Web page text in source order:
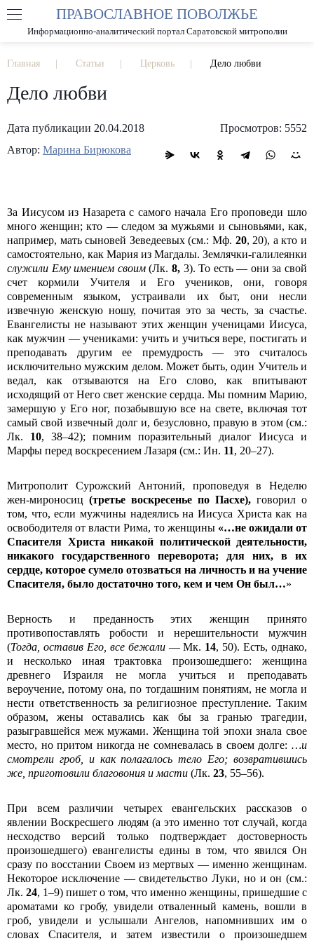
РАЗМЕР ШРИФТА А А
ПРАВОСЛАВНОЕ ПОВОЛЖЬЕ
Информационно-аналитический портал Саратовской митрополии
Главная Статьи Церковь Дело любви
Дело любви
Дата публикации 20.04.2018
Просмотров: 5552
Автор: Марина Бирюкова
За Иисусом из Назарета с самого начала Его проповеди шло
много женщин; кто — следом за мужьями и сыновьями, как,
например, мать сыновей Зеведеевых (см.: Мф. 20, 20), а кто и
самостоятельно, как Мария из Магдалы. Землячки-галилеянки
служили Ему имением своим(Лк. 8, 3). То есть — они за свой
счет кормили Учителя и Его учеников, они, говоря
современным языком, устраивали их быт, они несли
извечную женскую ношу, почитая это за честь, за счастье.
Евангелисты не называют этих женщин ученицами Иисуса,
как мужчин — учениками: учить и учиться вере, постигать и
преподавать другим ее премудрость — это считалось
исключительно мужским делом. Может быть, один Учитель и
ведал, как отзываются на Его слово, как впитывают
исходящий от Него свет женские сердца. Мы помним Марию,
замершую у Его ног, позабывшую все на свете, включая тот
самый свой извечный долг и, безусловно, правую в этом (см.:
Лк. 10, 38–42); помним поразительный диалог Иисуса и
Марфы перед воскресением Лазаря (см.: Ин. 11, 20–27).
Митрополит Сурожский Антоний, проповедуя в Неделю
жен-мироносиц (третье воскресенье по Пасхе), говорил о
том, что, если мужчины надеялись на Иисуса Христа как на
освободителя от власти Рима, то женщины «…не ожидали от
Спасителя Христа никакой политической деятельности,
никакого государственного переворота; для них, в их
сердце, которое сумело отозваться на личность и на учение
Спасителя, было достаточно того, кем и чем Он был…»
Верность и преданность этих женщин принято
противопоставлять робости и нерешительности мужчин
(Тогда, оставив Его, все бежали — Мк. 14, 50). Есть, однако,
и несколько иная трактовка произошедшего: женщина
древнего Израиля не могла учиться и преподавать
вероучение, потому она, по тогдашним понятиям, не могла и
нести ответственность за религиозное преступление. Таким
образом, жены оставались как бы за гранью трагедии,
разыгравшейся меж мужами. Женщина той эпохи знала свое
место, но притом никогда не сомневалась в своем долге: …и
смотрели гроб, и как полагалось тело Его; возвратившись
же, приготовили благовония и масти (Лк. 23, 55–56).
При всем различии четырех евангельских рассказов о
явлении Воскресшего людям (а это именно тот случай, когда
несходство версий только подтверждает достоверность
произошедшего) евангелисты едины в том, что явился Он
сразу по восстании Своем из мертвых — именно женщинам.
Некоторое исключение — свидетельство Луки, но и он (см.:
Лк. 24, 1–9) пишет о том, что именно женщины, пришедшие с
ароматами ко гробу, увидели отваленный камень, вошли в
гроб, увидели и услышали Ангелов, напомнивших им о
словах Спасителя, и затем известили о произошедшем